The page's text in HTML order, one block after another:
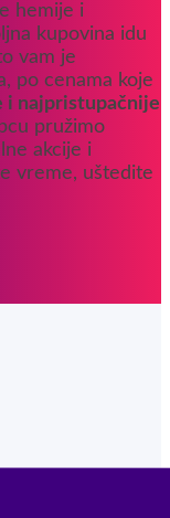
hemije i
kupovina idu
vam je
po cenama koje
i najpristupačnije
pružimo
akcije i
vreme, uštedite